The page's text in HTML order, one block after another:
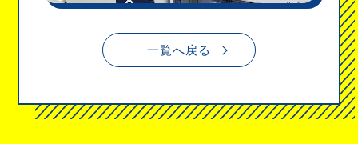
一覧へ戻る